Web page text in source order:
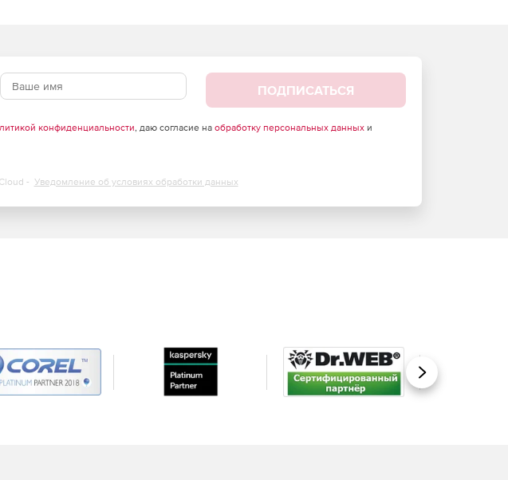
ПОДПИСАТЬСЯ
конфиденциальности, даю согласие на обработку персональных данныхи
- Уведомление об условиях обработки данных
Вперед